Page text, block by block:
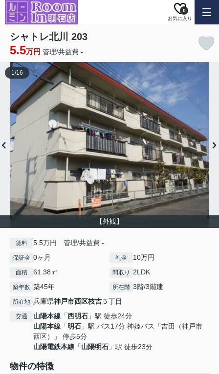
お気に入り
0
シャトレ北川 203
5.5万円 管理/共益費 -
【外観】
1/16
賃料 5.5万円 管理/共益費 -
保証金 0ヶ月 礼金 10万円
面積 61.38㎡ 間取り 2LDK
築年数 築45年 所在階 3階/3階建
所在地 兵庫県神戸市西区枝吉５丁目
交通 山陽本線 「西明石 」駅 徒歩24分
山陽本線 「明石 」駅 バス17分 神姫バス「吉田（神戸市
西区）」 停歩5分
山陽電鉄本線 「山陽明石 」駅 徒歩23分
物件の特徴